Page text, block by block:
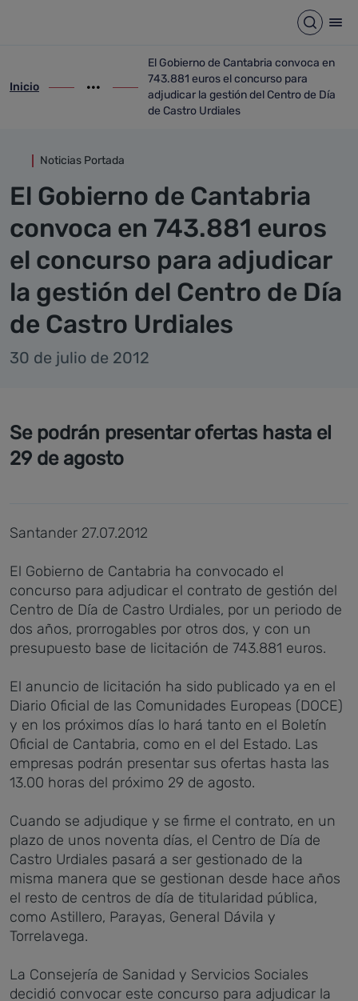
Abrir
ir-a inicio
Inicio
Mostrar opciones del camino de migas
ir-a El Gobierno de Cantabria convoca
El Gobierno de Cantabria convoca en
743.881 euros el concurso para
adjudicar la gestión del Centro de Día
de Castro Urdiales
Noticias Portada
El Gobierno de Cantabria
convoca en 743.881 euros
el concurso para adjudicar
la gestión del Centro de Día
de Castro Urdiales
30 de julio de 2012
Se podrán presentar ofertas hasta el
29 de agosto
Santander 27.07.2012
El Gobierno de Cantabria ha convocado el
concurso para adjudicar el contrato de gestión del
Centro de Día de Castro Urdiales, por un periodo de
dos años, prorrogables por otros dos, y con un
presupuesto base de licitación de 743.881 euros.
El anuncio de licitación ha sido publicado ya en el
Diario Oficial de las Comunidades Europeas (DOCE)
y en los próximos días lo hará tanto en el Boletín
Oficial de Cantabria, como en el del Estado. Las
empresas podrán presentar sus ofertas hasta las
13.00 horas del próximo 29 de agosto.
Cuando se adjudique y se firme el contrato, en un
plazo de unos noventa días, el Centro de Día de
Castro Urdiales pasará a ser gestionado de la
misma manera que se gestionan desde hace años
el resto de centros de día de titularidad pública,
como Astillero, Parayas, General Dávila y
Torrelavega.
La Consejería de Sanidad y Servicios Sociales
decidió convocar este concurso para adjudicar la